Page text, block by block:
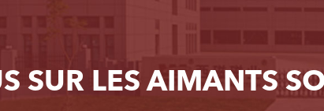
SUR LES AIMANTS